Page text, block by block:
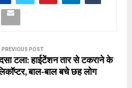
PREVIOUS POST
टला: हाईटेंशन तार से टकराने के
बाल-बाल बचे छह लोग